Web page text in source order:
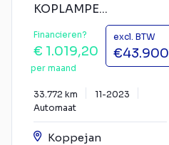
KOPLAMPE...
Financieren?
€ 1.019,20
per maand
excl. BTW
€43.900
33.772 km
11-2023
Automaat
Koppejan